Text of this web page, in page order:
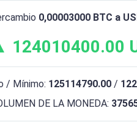
0,00003000 BTC a
124010400.00
/ Mínimo: 125114790.00/
DE LA MONEDA: